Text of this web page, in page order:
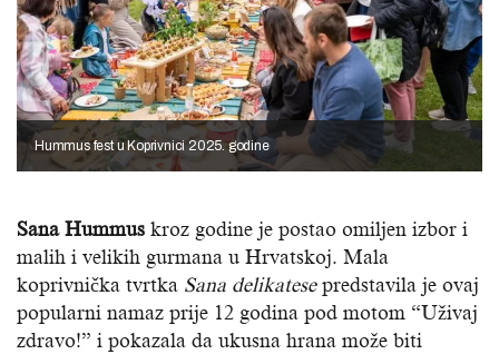
Hummus fest u Koprivnici 2025. godine
Sana Hummus kroz godine je postao omiljen izbor i
malih i velikih gurmana u Hrvatskoj. Mala
koprivnička tvrtka Sana delikatesepredstavila je ovaj
popularni namaz prije 12 godina pod motom “Uživaj
zdravo!” i pokazala da ukusna hrana može biti